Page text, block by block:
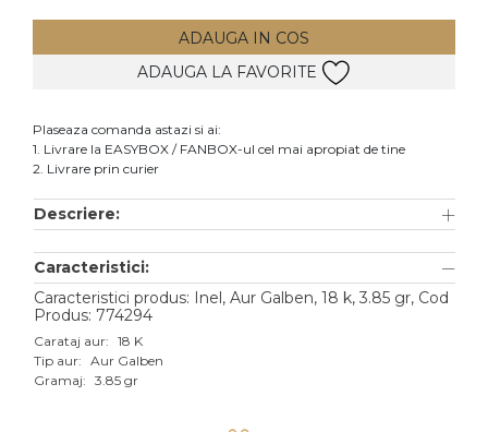
Accesorii
Aur alb
Aur roz
Aur mixt
ADAUGA IN COS
ADAUGA LA FAVORITE
Plaseaza comanda astazi si ai:
1. Livrare la EASYBOX / FANBOX-ul cel mai apropiat de tine
2. Livrare prin curier
Descriere:
Caracteristici:
Caracteristici produs: Inel, Aur Galben, 18 k, 3.85 gr, Cod
Produs: 774294
Carataj aur: 18 K
Tip aur: Aur Galben
Gramaj: 3.85 gr